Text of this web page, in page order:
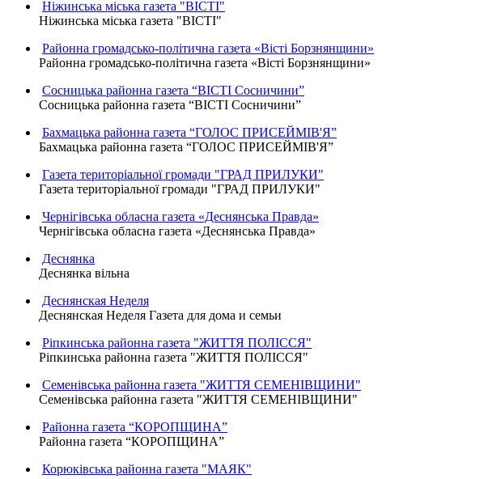
Ніжинська міська газета "ВІСТІ"
Ніжинська міська газета "ВІСТІ"
Районна громадсько-політична газета «Вісті Борзнянщини»
Районна громадсько-політична газета «Вісті Борзнянщини»
Сосницька районна газета “ВІСТІ Сосничини”
Сосницька районна газета “ВІСТІ Сосничини”
Бахмацька районна газета “ГОЛОС ПРИСЕЙМІВ'Я”
Бахмацька районна газета “ГОЛОС ПРИСЕЙМІВ'Я”
Газета територіальної громади "ГРАД ПРИЛУКИ"
Газета територіальної громади "ГРАД ПРИЛУКИ"
Чернігівська обласна газета «Деснянська Правда»
Чернігівська обласна газета «Деснянська Правда»
Деснянка
Деснянка вільна
Деснянская Неделя
Деснянская Неделя Газета для дома и семьи
Ріпкинська районна газета "ЖИТТЯ ПОЛІССЯ"
Ріпкинська районна газета "ЖИТТЯ ПОЛІССЯ"
Семенівська районна газета "ЖИТТЯ СЕМЕНІВЩИНИ"
Семенівська районна газета "ЖИТТЯ СЕМЕНІВЩИНИ"
Районна газета “КОРОПЩИНА”
Районна газета “КОРОПЩИНА”
Корюківська районна газета "МАЯК"